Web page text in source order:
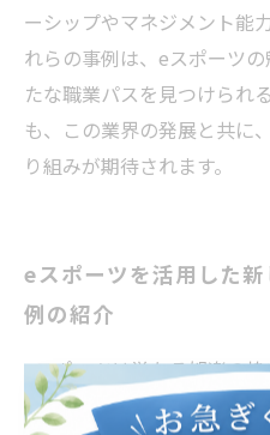
ーシップやマネジメント能
れらの事例は、eスポーツ
たな職業パスを見つけられ
も、この業界の発展と共に
り組みが期待されます。
eスポーツを活用した
例の紹介
eスポーツは単なる娯楽の
援の機会を提供しています